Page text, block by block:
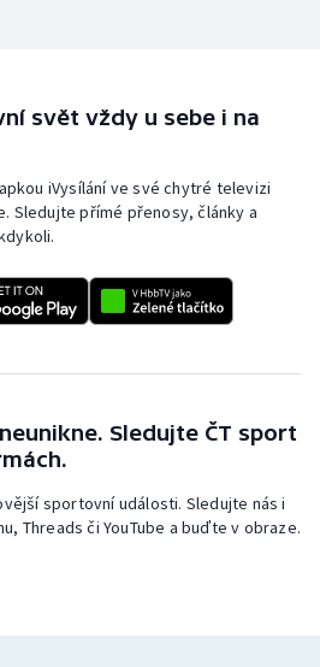
svět vždy u sebe i na
iVysílání ve své chytré televizi
Sledujte přímé přenosy, články a
Sledujte ČT sport
sportovní události. Sledujte nás i
Threads či YouTube a buďte v obraze.